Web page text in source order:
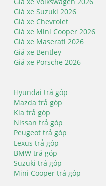
Giá xe Suzuki 2026
Giá xe Chevrolet
Giá xe Mini Cooper 2026
Giá xe Maserati 2026
Giá xe Bentley
Giá xe Porsche 2026
Hyundai trả góp
Mazda trả góp
Kia trả góp
Nissan trả góp
Peugeot trả góp
Lexus trả góp
BMW trả góp
Suzuki trả góp
Mini Cooper trả góp